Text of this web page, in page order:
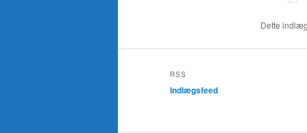
Dette
RSS
Indlægsfeed